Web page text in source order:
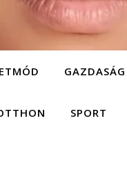
GAZDASÁG
SPORT